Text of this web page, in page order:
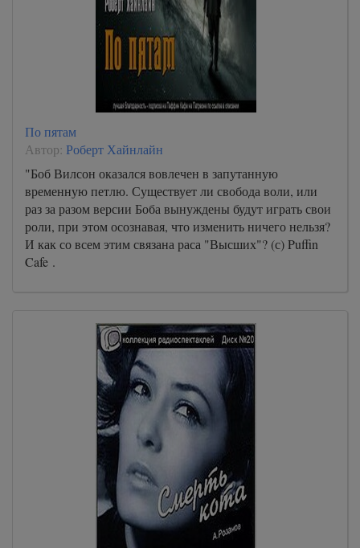
По пятам
Автор: Роберт Хайнлайн
"Боб Вилсон оказался вовлечен в запутанную
временную петлю. Существует ли свобода воли, или
раз за разом версии Боба вынуждены будут играть свои
роли, при этом осознавая, что изменить ничего нельзя?
И как со всем этим связана раса "Высших"? (с) Puffin
Cafe .